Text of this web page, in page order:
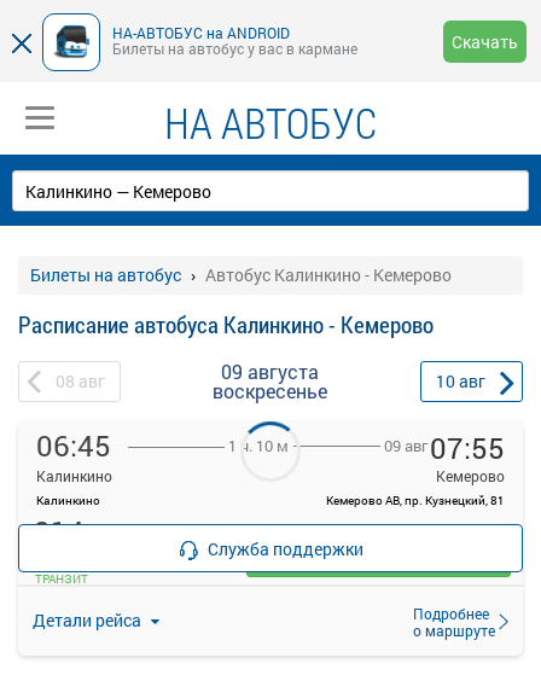
НА-АВТОБУС на ANDROID
Билеты на автобус у вас в кармане
Скачать
НА АВТОБУС
Билеты на автобус Автобус Калинкино - Кемерово
Расписание автобуса Калинкино - Кемерово
08 авг 09 августа
воскресенье 10авг
06:45
Калинкино
Калинкино
1 ч. 10 м 09 авг07:55
Кемерово
Кемерово АВ, пр. Кузнецкий, 81
Детали рейса
Подробнее
о маршруте
214
ТРАНЗИТ
Выбрать
Служба поддержки